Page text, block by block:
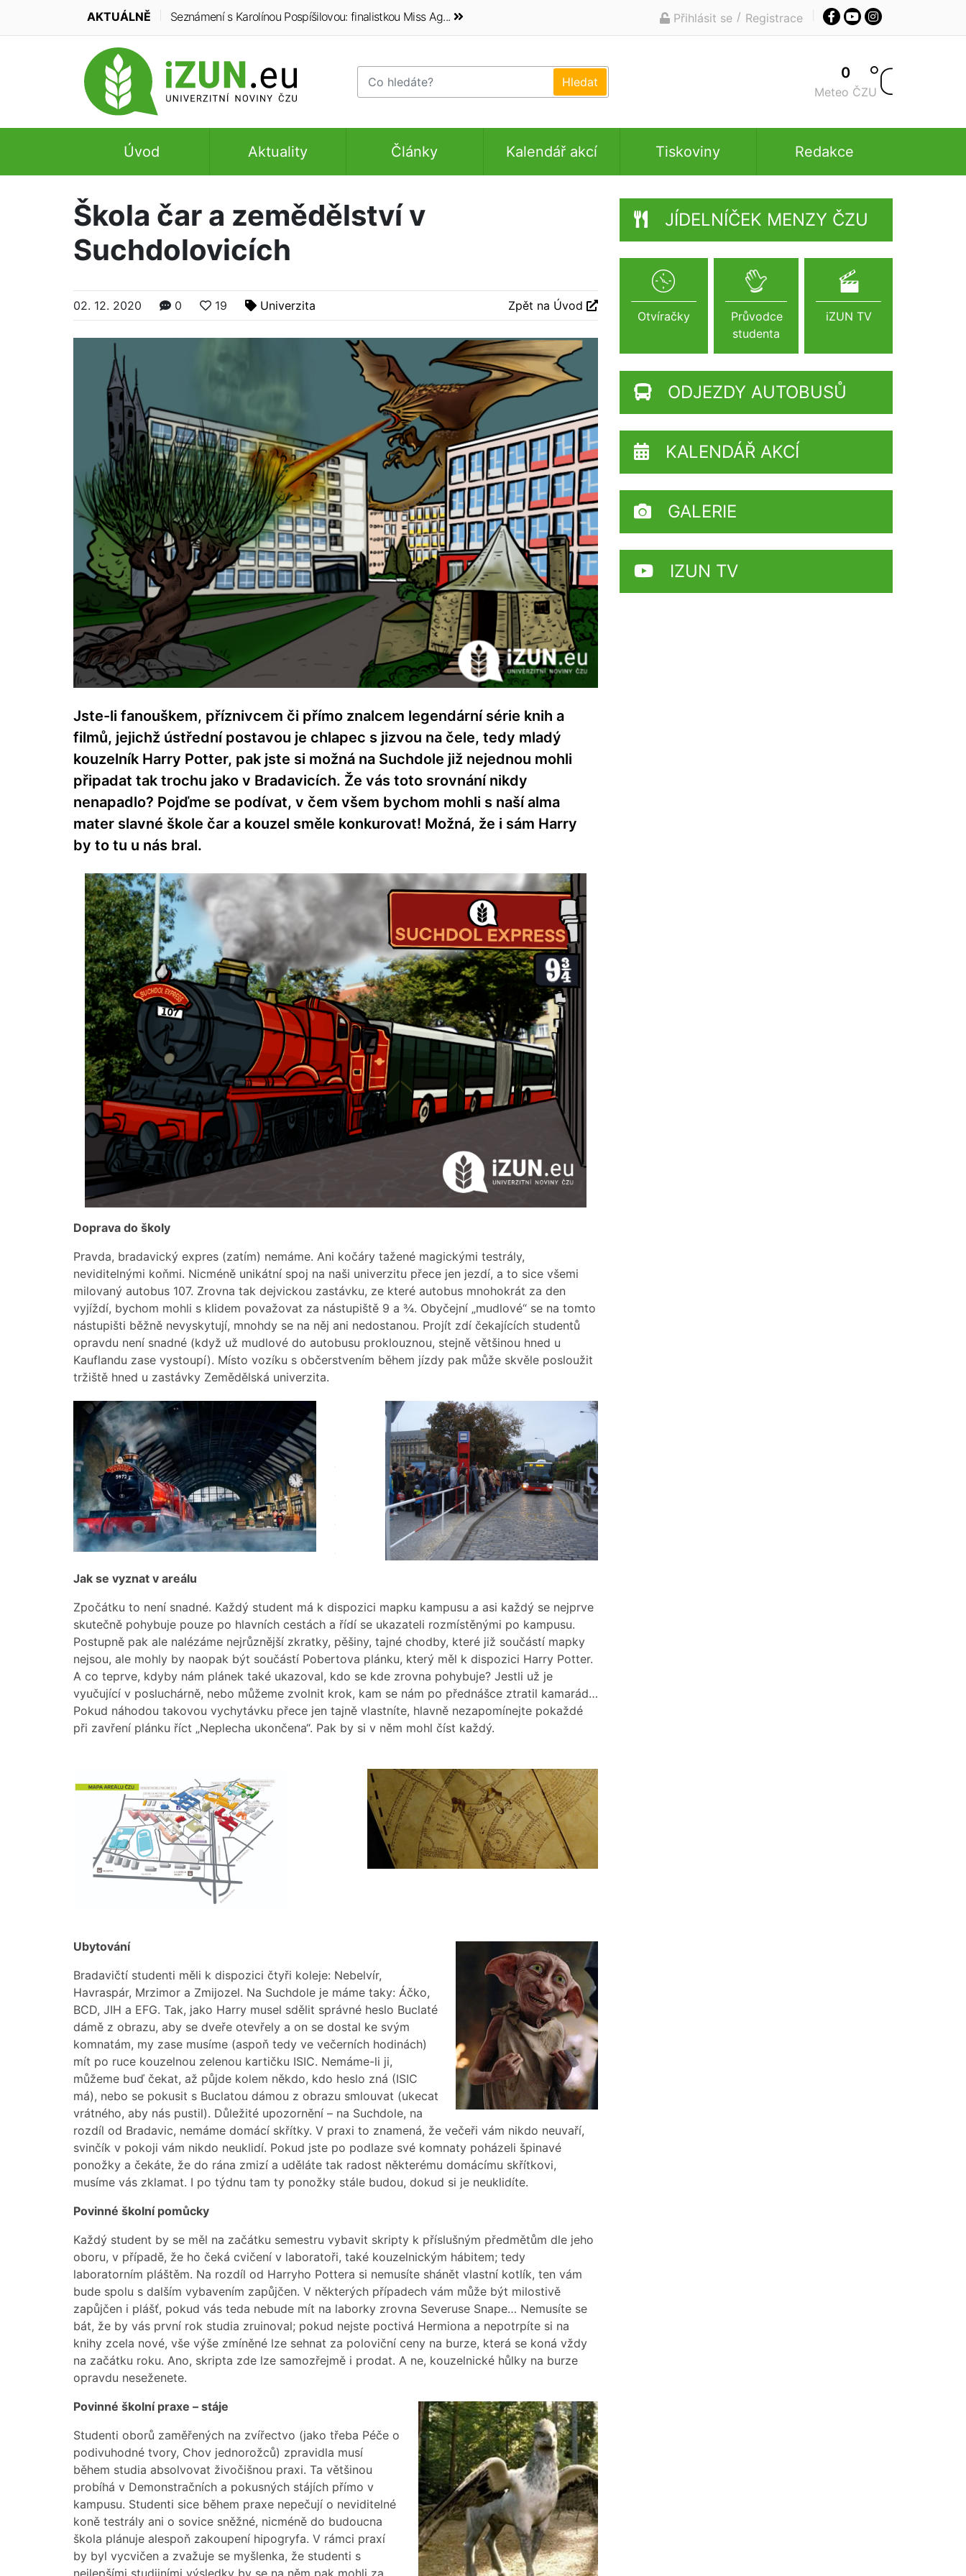
AKTUÁLNĚ Seznámení s Karolínou Pospíšilovou: finalistkou Miss Ag... Přihlásit se / Registrace
0
Meteo ČZU
Úvod Aktuality Články Kalendář akcí Tiskoviny Redakce
Škola čar a zemědělství v
Suchdolovicích
02. 12. 2020 0 19 Univerzita Zpět na Úvod
Jste-li fanouškem, příznivcem či přímo znalcem legendární série knih a
filmů, jejichž ústřední postavou je chlapec s jizvou na čele, tedy mladý
kouzelník Harry Potter, pak jste si možná na Suchdole již nejednou mohli
připadat tak trochu jako v Bradavicích. Že vás toto srovnání nikdy
nenapadlo? Pojďme se podívat, v čem všem bychom mohli s naší alma
mater slavné škole čar a kouzel směle konkurovat! Možná, že i sám Harry
by to tu u nás bral.
Doprava do školy
Pravda, bradavický expres (zatím) nemáme. Ani kočáry tažené magickými testrály,
neviditelnými koňmi. Nicméně unikátní spoj na naši univerzitu přece jen jezdí, a to sice všemi
milovaný autobus 107. Zrovna tak dejvickou zastávku, ze které autobus mnohokrát za den
vyjíždí, bychom mohli s klidem považovat za nástupiště 9 a ¾. Obyčejní „mudlové“ se na tomto
nástupišti běžně nevyskytují, mnohdy se na něj ani nedostanou. Projít zdí čekajících studentů
opravdu není snadné (když už mudlové do autobusu proklouznou, stejně většinou hned u
Kauflandu zase vystoupí). Místo vozíku s občerstvením během jízdy pak může skvěle posloužit
tržiště hned u zastávky Zemědělská univerzita.
Jak se vyznat v areálu
Zpočátku to není snadné. Každý student má k dispozici mapku kampusu a asi každý se nejprve
skutečně pohybuje pouze po hlavních cestách a řídí se ukazateli rozmístěnými po kampusu.
Postupně pak ale nalézáme nejrůznější zkratky, pěšiny, tajné chodby, které již součástí mapky
nejsou, ale mohly by naopak být součástí Pobertova plánku, který měl k dispozici Harry Potter.
A co teprve, kdyby nám plánek také ukazoval, kdo se kde zrovna pohybuje? Jestli už je
vyučující v posluchárně, nebo můžeme zvolnit krok, kam se nám po přednášce ztratil kamarád…
Pokud náhodou takovou vychytávku přece jen tajně vlastníte, hlavně nezapomínejte pokaždé
při zavření plánku říct „Neplecha ukončena“. Pak by si v něm mohl číst každý.
Ubytování
Bradavičtí studenti měli k dispozici čtyři koleje: Nebelvír,
Havraspár, Mrzimor a Zmijozel. Na Suchdole je máme taky: Áčko,
BCD, JIH a EFG. Tak, jako Harry musel sdělit správné heslo Buclaté
dámě z obrazu, aby se dveře otevřely a on se dostal ke svým
komnatám, my zase musíme (aspoň tedy ve večerních hodinách)
mít po ruce kouzelnou zelenou kartičku ISIC. Nemáme-li ji,
můžeme buď čekat, až půjde kolem někdo, kdo heslo zná (ISIC
má), nebo se pokusit s Buclatou dámou z obrazu smlouvat (ukecat
vrátného, aby nás pustil). Důležité upozornění – na Suchdole, na
rozdíl od Bradavic, nemáme domácí skřítky. V praxi to znamená, že večeři vám nikdo neuvaří,
svinčík v pokoji vám nikdo neuklidí. Pokud jste po podlaze své komnaty poházeli špinavé
ponožky a čekáte, že do rána zmizí a uděláte tak radost některému domácímu skřítkovi,
musíme vás zklamat. I po týdnu tam ty ponožky stále budou, dokud si je neuklidíte.
Povinné školní pomůcky
Každý student by se měl na začátku semestru vybavit skripty k příslušným předmětům dle jeho
oboru, v případě, že ho čeká cvičení v laboratoři, také kouzelnickým hábitem; tedy
laboratorním pláštěm. Na rozdíl od Harryho Pottera si nemusíte shánět vlastní kotlík, ten vám
bude spolu s dalším vybavením zapůjčen. V některých případech vám může být milostivě
zapůjčen i plášť, pokud vás teda nebude mít na laborky zrovna Severuse Snape… Nemusíte se
bát, že by vás první rok studia zruinoval; pokud nejste poctivá Hermiona a nepotrpíte si na
knihy zcela nové, vše výše zmíněné lze sehnat za poloviční ceny na burze, která se koná vždy
na začátku roku. Ano, skripta zde lze samozřejmě i prodat. A ne, kouzelnické hůlky na burze
opravdu neseženete.
Povinné školní praxe – stáje
Studenti oborů zaměřených na zvířectvo (jako třeba Péče o
podivuhodné tvory, Chov jednorožců) zpravidla musí
během studia absolvovat živočišnou praxi. Ta většinou
probíhá v Demonstračních a pokusných stájích přímo v
kampusu. Studenti sice během praxe nepečují o neviditelné
koně testrály ani o sovice sněžné, nicméně do budoucna
škola plánuje alespoň zakoupení hipogryfa. V rámci praxí
by byl vycvičen a zvažuje se myšlenka, že studenti s
nejlepšími studijními výsledky by se na něm pak mohli za
JÍDELNÍČEK MENZY ČZU
Otvíračky
Průvodce
studenta
iZUN TV
ODJEZDY AUTOBUSŮ
KALENDÁŘ AKCÍ
GALERIE
IZUN TV